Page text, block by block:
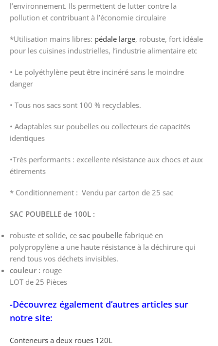
l’environnement. Ils permettent de lutter contre la
pollution et contribuant à l’économie circulaire
*Utilisation mains libres: pédale large, robuste, fort idéale
pour les cuisines industrielles, l’industrie alimentaire etc
• Le polyéthylène peut être incinéré sans le moindre
danger
• Tous nos sacs sont 100 % recyclables.
• Adaptables sur poubelles ou collecteurs de capacités
identiques
•Très performants : excellente résistance aux chocs et aux
étirements
* Conditionnement : Vendu par carton de 25 sac
SAC POUBELLE de 100L :
robuste et solide, ce sac poubelle fabriqué en
polypropylène a une haute résistance à la déchirure qui
rend tous vos déchets invisibles.
couleur : rouge
LOT de 25 Pièces
-Découvrez également d’autres articles sur
notre site:
Conteneurs a deux roues 120L